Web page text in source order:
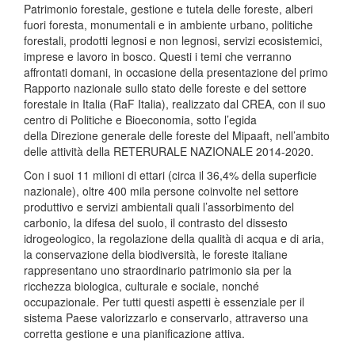
Patrimonio forestale, gestione e tutela delle foreste, alberi
fuori foresta, monumentali e in ambiente urbano, politiche
forestali, prodotti legnosi e non legnosi, servizi ecosistemici,
imprese e lavoro in bosco. Questi i temi che verranno
affrontati domani, in occasione della presentazione del primo
Rapporto nazionale sullo stato delle foreste e del settore
forestale in Italia (RaF Italia), realizzato dal CREA, con il suo
centro di Politiche e Bioeconomia, sotto l’egida
della Direzione generale delle foreste del Mipaaft, nell’ambito
delle attività della RETERURALE NAZIONALE 2014-2020.
Con i suoi 11 milioni di ettari (circa il 36,4% della superficie
nazionale), oltre 400 mila persone coinvolte nel settore
produttivo e servizi ambientali quali l’assorbimento del
carbonio, la difesa del suolo, il contrasto del dissesto
idrogeologico, la regolazione della qualità di acqua e di aria,
la conservazione della biodiversità, le foreste italiane
rappresentano uno straordinario patrimonio sia per la
ricchezza biologica, culturale e sociale, nonché
occupazionale. Per tutti questi aspetti è essenziale per il
sistema Paese valorizzarlo e conservarlo, attraverso una
corretta gestione e una pianificazione attiva.